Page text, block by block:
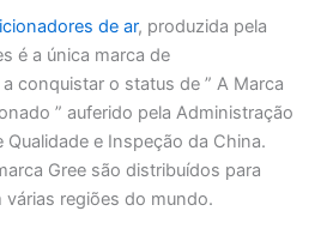
de ar, produzida pela
é a única marca de
conquistar o status de ” A Marca
” auferido pela Administração
Qualidade e Inspeção da China.
Gree são distribuídos para
várias regiões do mundo.